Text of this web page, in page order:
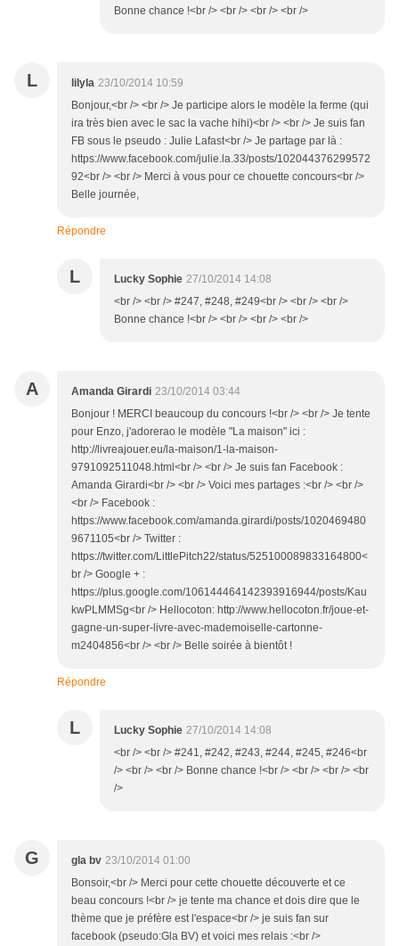
Bonne chance !<br /> <br /> <br /> <br />
L lilyla 23/10/2014 10:59
Bonjour,<br /> <br /> Je participe alors le modèle la ferme (qui
ira très bien avec le sac la vache hihi)<br /> <br /> Je suis fan
FB sous le pseudo : Julie Lafast<br /> Je partage par là :
https://www.facebook.com/julie.la.33/posts/102044376299572
92<br /> <br /> Merci à vous pour ce chouette concours<br />
Belle journée,
Répondre
L Lucky Sophie 27/10/2014 14:08
<br /> <br /> #247, #248, #249<br /> <br /> <br />
Bonne chance !<br /> <br /> <br /> <br />
A Amanda Girardi 23/10/2014 03:44
Bonjour ! MERCI beaucoup du concours !<br /> <br /> Je tente
pour Enzo, j'adorerao le modèle "La maison" ici :
http://livreajouer.eu/la-maison/1-la-maison-
9791092511048.html<br /> <br /> Je suis fan Facebook :
Amanda Girardi<br /> <br /> Voici mes partages :<br /> <br />
<br /> Facebook :
https://www.facebook.com/amanda.girardi/posts/1020469480
9671105<br /> Twitter :
https://twitter.com/LittlePitch22/status/525100089833164800<
br /> Google + :
https://plus.google.com/106144464142393916944/posts/Kau
kwPLMMSg<br /> Hellocoton: http://www.hellocoton.fr/joue-et-
gagne-un-super-livre-avec-mademoiselle-cartonne-
m2404856<br /> <br /> Belle soirée à bientôt !
Répondre
L Lucky Sophie 27/10/2014 14:08
<br /> <br /> #241, #242, #243, #244, #245, #246<br
/> <br /> <br /> Bonne chance !<br /> <br /> <br /> <br
/>
G gla bv 23/10/2014 01:00
Bonsoir,<br /> Merci pour cette chouette découverte et ce
beau concours !<br /> je tente ma chance et dois dire que le
thème que je préfère est l'espace<br /> je suis fan sur
facebook (pseudo:Gla BV) et voici mes relais :<br />